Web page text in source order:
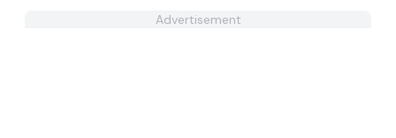
Advertisement